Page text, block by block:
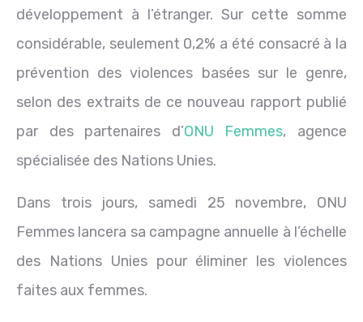
développement à l’étranger. Sur cette somme
considérable, seulement 0,2% a été consacré à la
prévention des violences basées sur le genre,
selon des extraits de ce nouveau rapport publié
par des partenaires d’ONU Femmes, agence
spécialisée des Nations Unies.
Dans trois jours, samedi 25 novembre, ONU
Femmes lancera sa campagne annuelle à l’échelle
des Nations Unies pour éliminer les violences
faites aux femmes.